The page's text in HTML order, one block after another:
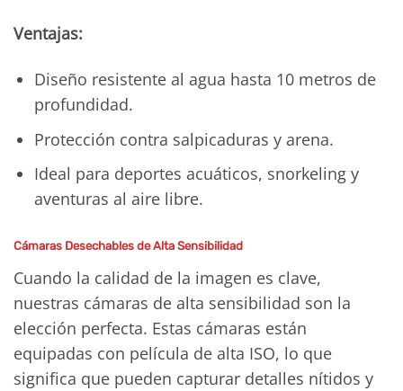
Ventajas:
Diseño resistente al agua hasta 10 metros de
profundidad.
Protección contra salpicaduras y arena.
Ideal para deportes acuáticos, snorkeling y
aventuras al aire libre.
Cámaras Desechables de Alta Sensibilidad
Cuando la calidad de la imagen es clave,
nuestras cámaras de alta sensibilidad son la
elección perfecta. Estas cámaras están
equipadas con película de alta ISO, lo que
significa que pueden capturar detalles nítidos y